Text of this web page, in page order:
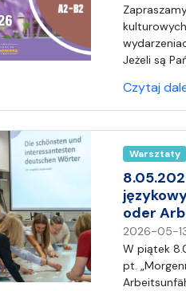
Jeżeli są
Czytaj
Warsztaty
oder
2026-05-
W piątek
pt.